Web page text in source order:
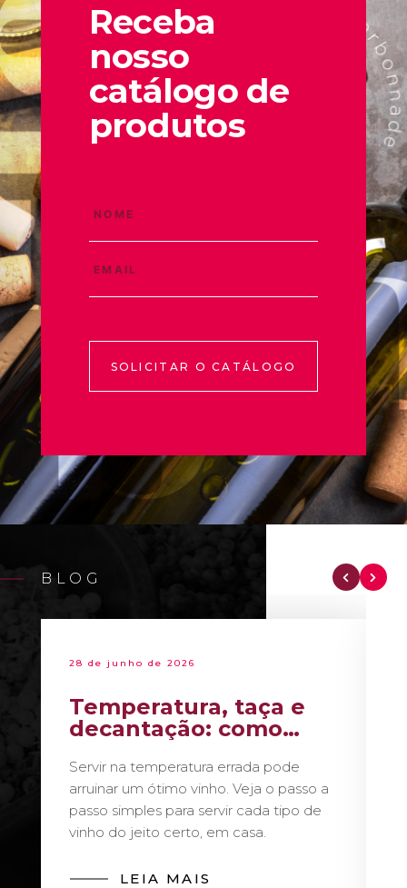
Receba
nosso
catálogo de
produtos
SOLICITAR O CATÁLOGO
BLOG
28 de junho de 2026
Temperatura, taça e
decantação: como
sommelier
Servir na temperatura errada pode
arruinar um ótimo vinho. Veja o passo a
passo simples para servir cada tipo de
vinho do jeito certo, em casa.
LEIA MAIS